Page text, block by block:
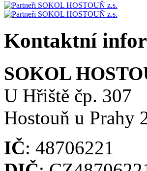
Kontaktní
SOKOL
U Hřiště čp. 307
Hostouň u Prahy
IČ: 48706221